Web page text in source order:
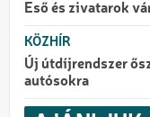
Eső és zivatarok
KÖZHÍR
Új útdíjrendszer
autósokra